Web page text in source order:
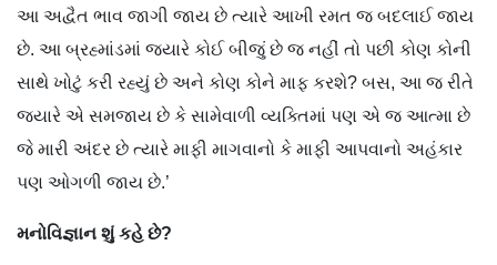
આ અદ્વૈત ભાવ જાગી જાય છે ત્યારે આખી રમત જ બદલાઈ જાય
છે. આ બ્રહ્માંડમાં જ્યારે કોઈ બીજું છે જ નહીં તો પછી કોણ કોની
સાથે ખોટું કરી રહ્યું છે અને કોણ કોને માફ કરશે? બસ, આ જ રીતે
જ્યારે એ સમજાય છે કે સામેવાળી વ્યક્તિમાં પણ એ જ આત્મા છે
જે મારી અંદર છે ત્યારે માફી માગવાનો કે માફી આપવાનો અહંકાર
પણ ઓગળી જાય છે.’
મનોવિજ્ઞાન શું કહે છે?